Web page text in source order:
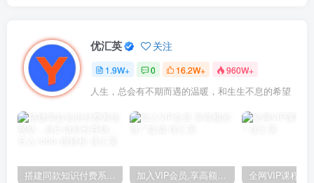
优汇英 关注
1.9W+ 0 16.2W+ 960W+
人生，总会有不期而遇的温暖，和生生不息的希望
搭建同款知识付费系统网站，自己做站长挣钱，日入1000+很轻松 加入VIP会员,享高额的推广提成